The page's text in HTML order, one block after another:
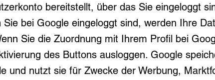
bereitstellt, über das Sie eingeloggt
Sie bei Google eingeloggt sind, werden Ihre
Sie die Zuordnung mit Ihrem Profil bei
des Buttons ausloggen. Google
und nutzt sie für Zwecke der Werbung,